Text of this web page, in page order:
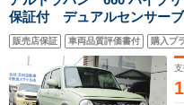
保証付 デュアルセンサー
グセンサー 車線逸脱抑制
イドリングストップシス
USB電源ソケット
販売店保証 車両品質評価書付 購入プ